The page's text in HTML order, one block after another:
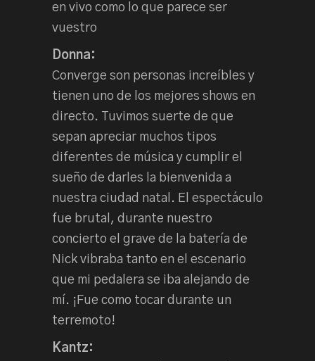
en vivo como lo que parece ser
vuestro
Donna:
Converge son personas increíbles y
tienen uno de los mejores shows en
directo. Tuvimos suerte de que
sepan apreciar muchos tipos
diferentes de música y cumplir el
sueño de darles la bienvenida a
nuestra ciudad natal. El espectáculo
fue brutal, durante nuestro
concierto el grave de la batería de
Nick vibraba tanto en el escenario
que mi pedalera se iba alejando de
mí. ¡Fue como tocar durante un
terremoto!
Kantz: